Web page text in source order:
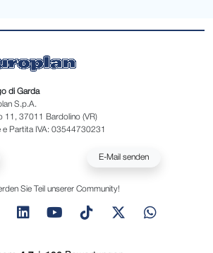
di Garda
S.p.A.
11, 37011 Bardolino (VR)
e Partita IVA: 03544730231
E-Mail senden
Sie Teil unserer Community!